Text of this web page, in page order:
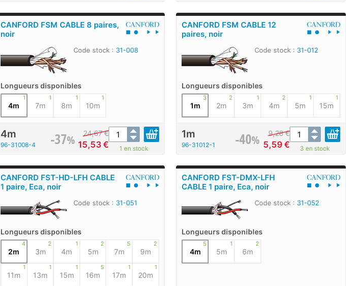
CANFORD FSM CABLE 8 paires,
noir
Code stock : 31-008
Longueurs disponibles
1
4m
1
7m
1
8m
1
10m
4m
96-31008-4 -37% 24,67€
15,53€ 1 en stock
CANFORD FSM CABLE 12
paires, noir
Code stock : 31-012
Longueurs disponibles
3
1m
2
2m
1
3m
2
4m
1
5m
1
15m
1m
96-31012-1 -40% 9,28€
5,59€ 3 en stock
CANFORD FST-HD-LFH CABLE
1 paire, Eca, noir
Code stock : 31-051
Longueurs disponibles
4
2m
2
3m
1
4m
2
5m
5
7m
2
9m
1
11m
1
13m
1
15m
5
16m
1
17m
1
20m
CANFORD FST-DMX-LFH
CABLE 1 paire, Eca, noir
Code stock : 31-052
Longueurs disponibles
5
4m
1
5m
2
6m